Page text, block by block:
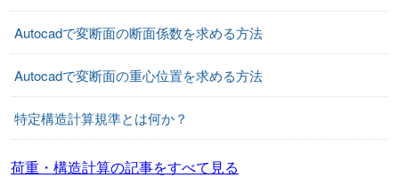
Autocadで変断面の断面係数を求める方法
Autocadで変断面の重心位置を求める方法
特定構造計算規準とは何か？
荷重・構造計算の記事をすべて見る